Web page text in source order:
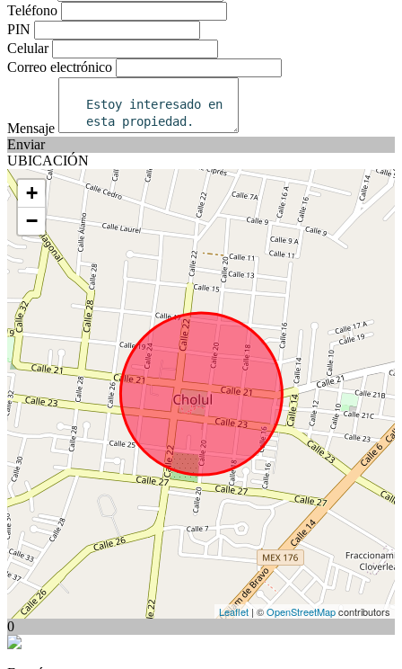
Teléfono
PIN
Celular
Correo electrónico
Mensaje
Enviar
UBICACIÓN
+
−
Leaflet | ©OpenStreetMapcontributors
0